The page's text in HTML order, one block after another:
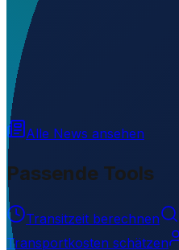
Wo liegt Ellsworth Station?
Wird geladen...
Alle News ansehen
Passende Tools
Transitzeit berechnen
Transportkosten schätzen